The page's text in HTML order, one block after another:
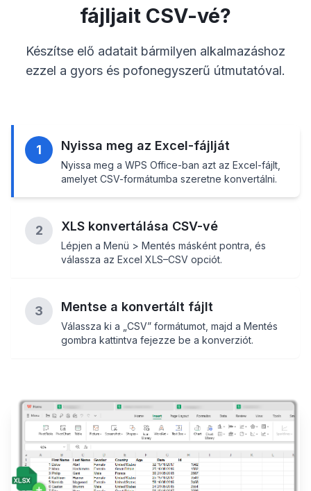
fájljait CSV-vé?
Készítse elő adatait bármilyen alkalmazáshoz
ezzel a gyors és pofonegyszerű útmutatóval.
1 Nyissa meg az Excel-fájlját
Nyissa meg a WPS Office-ban azt az Excel-fájlt,
amelyet CSV-formátumba szeretne konvertálni.
2 XLS konvertálása CSV-vé
Lépjen a Menü > Mentés másként pontra, és
válassza az Excel XLS–CSV opciót.
3 Mentse a konvertált fájlt
Válassza ki a „CSV” formátumot, majd a Mentés
gombra kattintva fejezze be a konverziót.